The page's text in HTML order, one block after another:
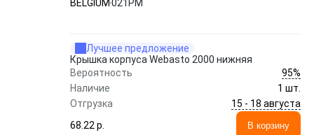
BELGIUM 021PM
Лучшее предложение
Крышка корпуса Webasto 2000 нижняя
Вероятность
95%
Наличие
1 шт.
Отгрузка
15 - 18 августа
68.22 p.
В корзину